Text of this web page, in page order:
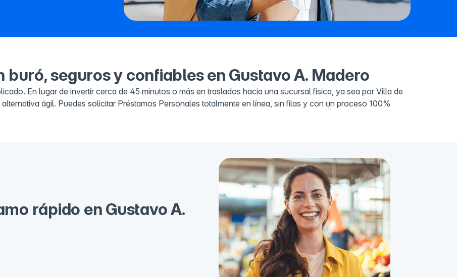
buró, seguros y confiables en Gustavo A. Madero
En lugar de invertir cerca de 45 minutos o más en traslados hacia una sucursal física, ya sea por Villa de
ágil. Puedes solicitar Préstamos Personales totalmente en línea, sin filas y con un proceso 100%
rápido en Gustavo A.